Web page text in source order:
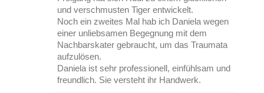
und verschmusten Tiger entwickelt.
Noch ein zweites Mal hab ich Daniela wegen
einer unliebsamen Begegnung mit dem
Nachbarskater gebraucht, um das Traumata
aufzulösen.
Daniela ist sehr professionell, einfühlsam und
freundlich. Sie versteht ihr Handwerk.